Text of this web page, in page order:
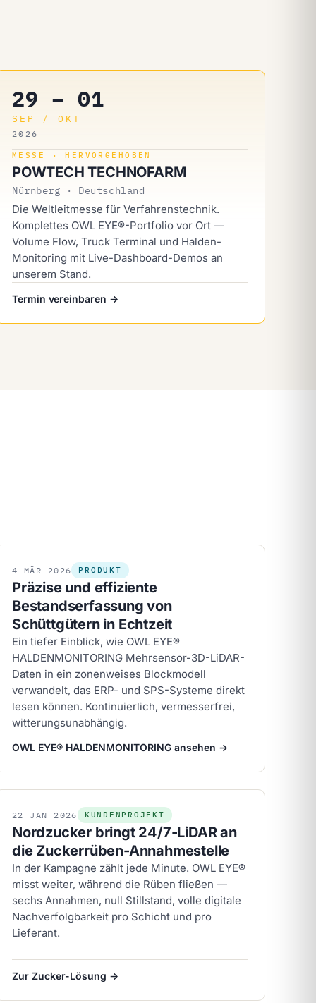
29 – 01
SEP / OKT
2026
MESSE · HERVORGEHOBEN
POWTECH TECHNOFARM
Nürnberg · Deutschland
Die Weltleitmesse für Verfahrenstechnik.
Komplettes OWL EYE®-Portfolio vor Ort —
Volume Flow, Truck Terminal und Halden-
Monitoring mit Live-Dashboard-Demos an
unserem Stand.
Termin vereinbaren →
4 MÄR 2026 PRODUKT
Präzise und effiziente
Bestandserfassung von
Schüttgütern in Echtzeit
Ein tiefer Einblick, wie OWL EYE®
HALDENMONITORING Mehrsensor-3D-LiDAR-
Daten in ein zonenweises Blockmodell
verwandelt, das ERP- und SPS-Systeme direkt
lesen können. Kontinuierlich, vermesserfrei,
witterungsunabhängig.
OWL EYE® HALDENMONITORING ansehen →
22 JAN 2026 KUNDENPROJEKT
Nordzucker bringt 24/7-LiDAR an
die Zuckerrüben-Annahmestelle
In der Kampagne zählt jede Minute. OWL EYE®
misst weiter, während die Rüben fließen —
sechs Annahmen, null Stillstand, volle digitale
Nachverfolgbarkeit pro Schicht und pro
Lieferant.
Zur Zucker-Lösung →